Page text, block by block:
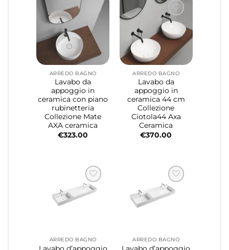
ARREDO BAGNO
Lavabo da
appoggio in
ceramica con piano
rubinetteria
Collezione Mate
AXA ceramica
€323.00
ARREDO BAGNO
Lavabo da
appoggio in
ceramica 44 cm
Collezione
Ciotola44 Axa
Ceramica
€370.00
ARREDO BAGNO
Lavabo d’appoggio
ARREDO BAGNO
Lavabo d’appoggio